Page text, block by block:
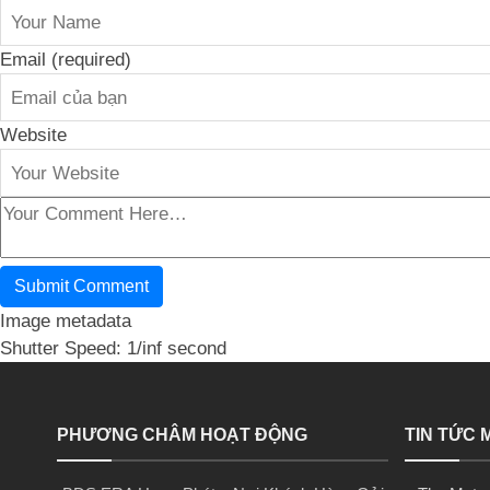
Email (required)
Website
Image metadata
Shutter Speed: 1/inf second
PHƯƠNG CHÂM HOẠT ĐỘNG TIN TỨC